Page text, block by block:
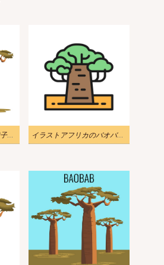
アフリカのバオバブと種子のある果物を示します イラストアフリカのバオバブのアイコン